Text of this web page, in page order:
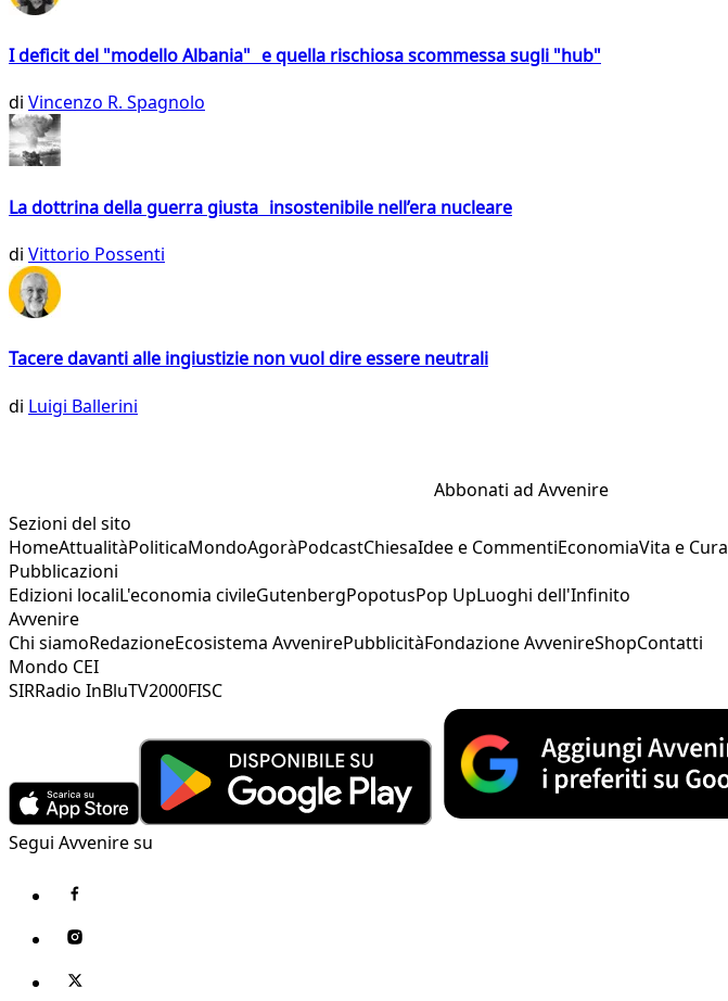
I deficit del "modello Albania" e quella rischiosa scommessa sugli "hub"
di Vincenzo R. Spagnolo
La dottrina della guerra giusta insostenibile nell’era nucleare
di Vittorio Possenti
Tacere davanti alle ingiustizie non vuol dire essere neutrali
di Luigi Ballerini
Abbonati ad Avvenire
Sezioni del sito
HomeAttualitàPoliticaMondoAgoràPodcastChiesaIdee e CommentiEconomiaVita e Cura
Pubblicazioni
Edizioni localiL'economia civileGutenbergPopotusPop UpLuoghi dell'Infinito
Avvenire
Chi siamoRedazioneEcosistema AvvenirePubblicitàFondazione AvvenireShopContatti
Mondo CEI
SIRRadio InBluTV2000FISC
Segui Avvenire su